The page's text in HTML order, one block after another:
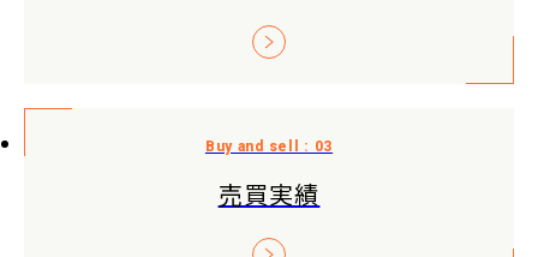
売買実績